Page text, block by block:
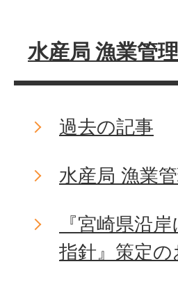
水産局 漁業管
過去の記事
水産局 漁業
『宮崎県沿
指針』策定